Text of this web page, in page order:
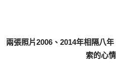
兩張照片2006、2014年相隔八
索的心